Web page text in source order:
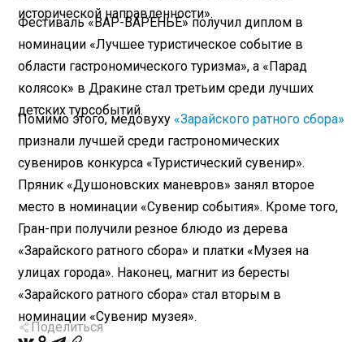
исторической направленности».
Фестиваль «ВАР-ВАРЕНЬЕ» получил диплом в
номинации «Лучшее туристическое событие в
области гастрономического туризма», а «Парад
колясок» в Дракине стал третьим среди лучших
детских турсобытий.
Помимо этого, медовуху «Зарайского ратного сбора»
признали лучшей среди гастрономических
сувениров конкурса «Туристический сувенир».
Пряник «Душоновских маневров» занял второе
место в номинации «Сувенир события». Кроме того,
Гран-при получили резное блюдо из дерева
«Зарайского ратного сбора» и платки «Музея на
улицах города». Наконец, магнит из бересты
«Зарайского ратного сбора» стал вторым в
номинации «Сувенир музея».
Поделиться